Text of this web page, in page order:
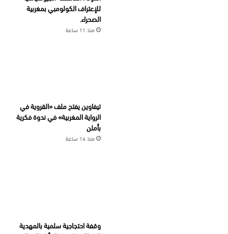
للإعتراف الكولومبي بمغربية
الصحراء.
منذ 11 ساعة
تيفاوين يفتح ملف «القروية في
الرواية المغربية» في ندوة فكرية
بأملن
منذ 14 ساعة
وقفة احتجاجية سلمية بالمهدية